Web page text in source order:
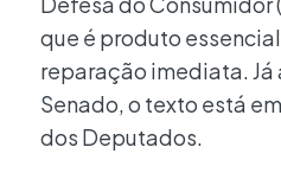
que é produto
reparação imediata.
Senado, o texto está
dos Deputados.